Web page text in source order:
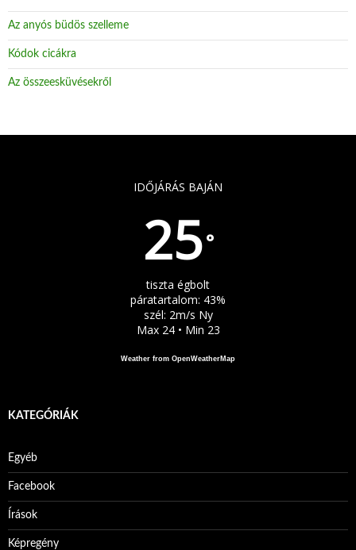
Az anyós büdös szelleme
Kódok cicákra
Az összeesküvésekről
IDŐJÁRÁS BAJÁN
25°
tiszta égbolt
páratartalom: 43%
szél: 2m/s Ny
Max 24 • Min 23
Weather from OpenWeatherMap
KATEGÓRIÁK
Egyéb
Facebook
Írások
Képregény